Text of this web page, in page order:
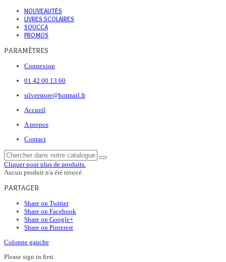
NOUVEAUTÉS
LIVRES SCOLAIRES
SOUCCA
PROMOS
PARAMÈTRES
Connexion
01 42 00 13 60
silverstore@hotmail.fr
Accueil
A propos
Contact
Cliquer pour plus de produits.
Aucun produit n'a été trouvé.
PARTAGER
Share on Twitter
Share on Facebook
Share on Google+
Share on Pinterest
Colonne gauche
Please sign in first.